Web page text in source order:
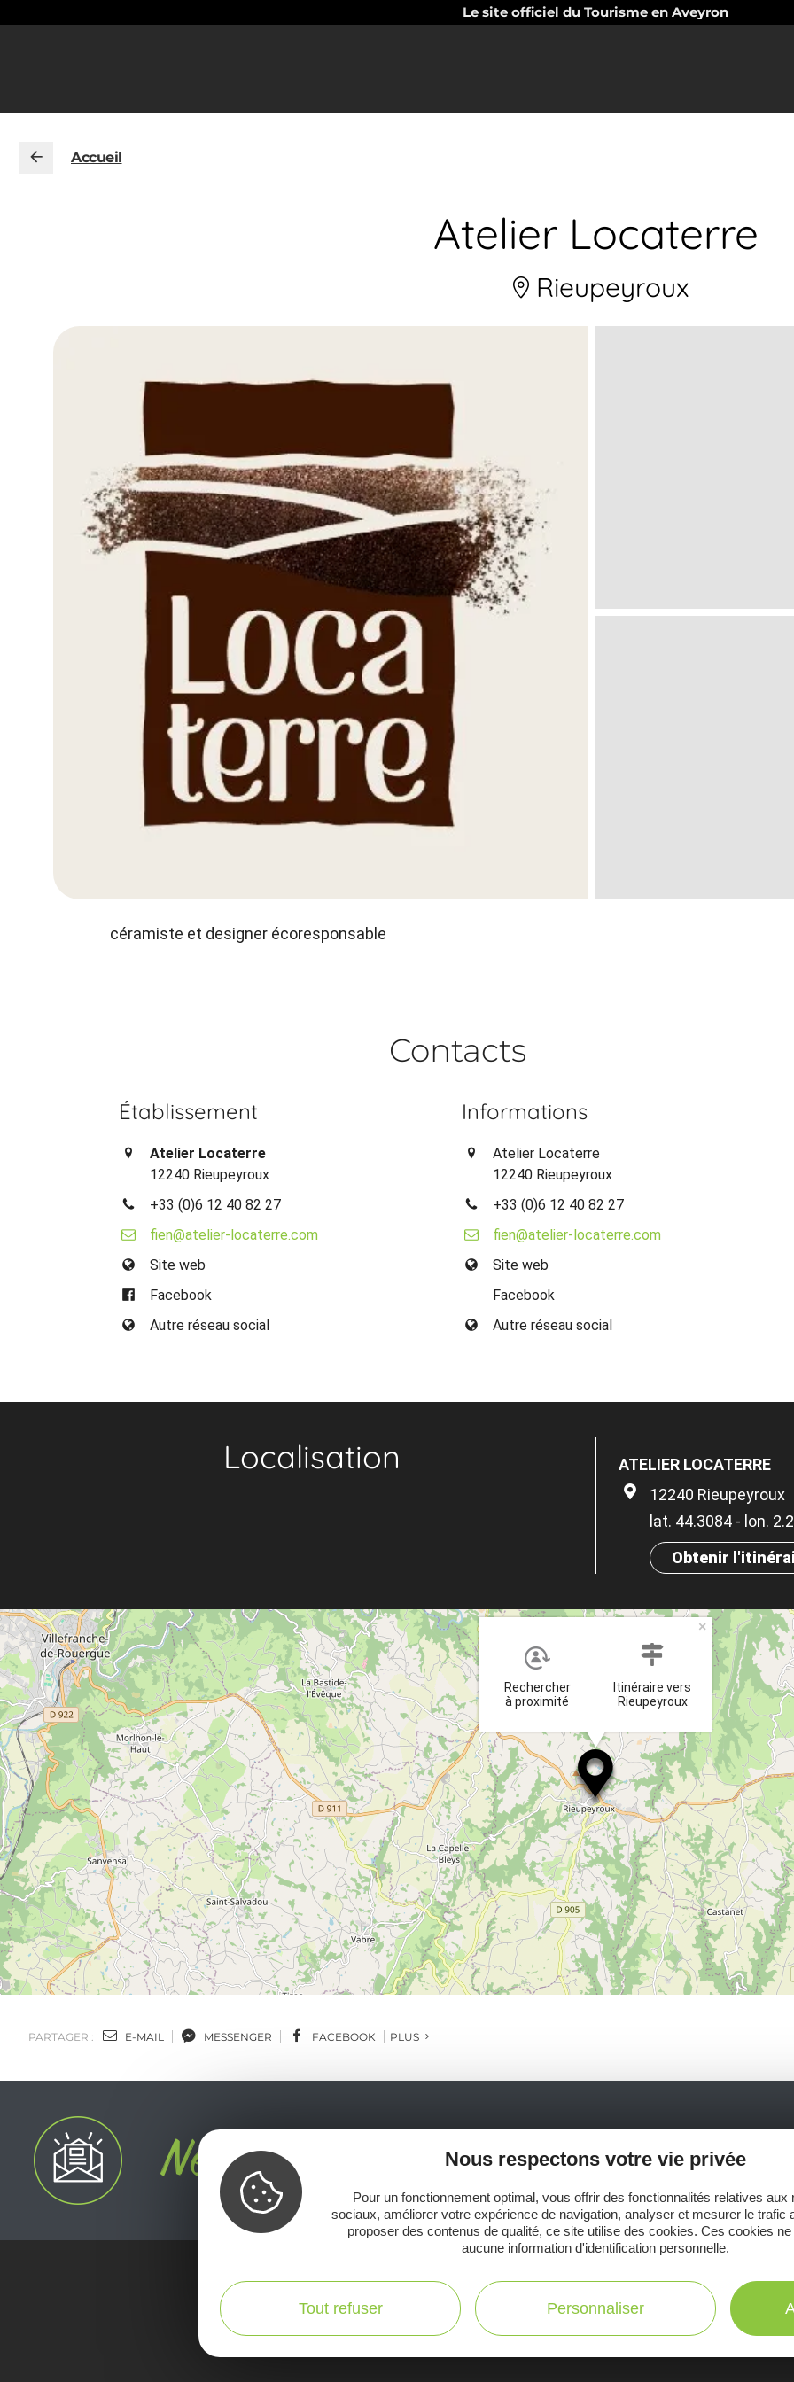
Le site officiel du Tourisme en Aveyron
Accueil
Atelier Locaterre
Rieupeyroux
céramiste et designer écoresponsable
Contacts
Établissement
Atelier Locaterre
12240 Rieupeyroux
+33 (0)6 12 40 82 27
fien@atelier-locaterre.com
Site web
Facebook
Autre réseau social
Informations
Atelier Locaterre
12240 Rieupeyroux
+33 (0)6 12 40 82 27
fien@atelier-locaterre.com
Site web
Facebook
Autre réseau social
Localisation
ATELIER LOCATERRE
12240 Rieupeyroux
lat. 44.3084 - lon.
Obtenir
Rechercher
à proximité
Itinéraire vers
Rieupeyroux
×
PARTAGER : E-MAIL MESSENGER FACEBOOK PLUS
Ne manquez pas notre newsletter mensuelle
inspirer pour profiter pleinement de votre
Voir la Carte
Toutes les infos
pratiques
Nous respectons votre vie privée
Pour un fonctionnement optimal, vous offrir des fonctionnalités relatives aux
sociaux, améliorer votre expérience de navigation, analyser et mesurer le trafic
proposer des contenus de qualité, ce site utilise des cookies. Ces cookies
aucune information d'identification personnelle.
Tout refuser Personnaliser